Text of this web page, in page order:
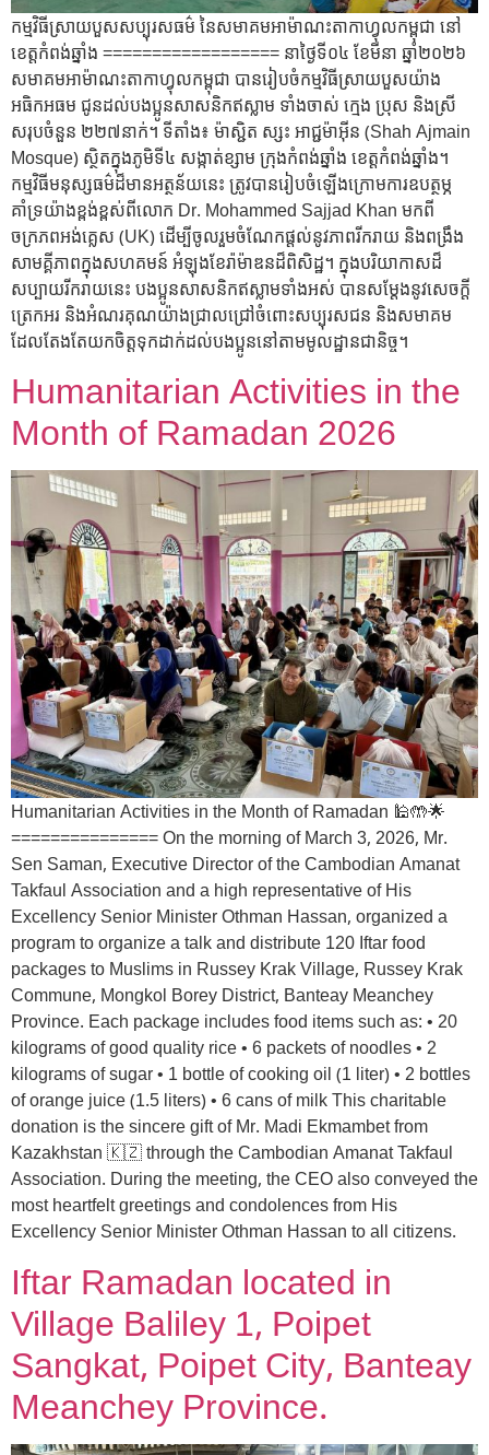
កម្មវិធីស្រាយបួសសប្បុរសធម៌ នៃសមាគមអាម៉ាណះតាកាហ្វុលកម្ពុជា នៅ
ខេត្តកំពង់ឆ្នាំង ================== នាថ្ងៃទី០៤ ខែមីនា ឆ្នាំ២០២៦
សមាគមអាម៉ាណះតាកាហ្វុលកម្ពុជា បានរៀបចំកម្មវិធីស្រាយបួសយ៉ាង
អធិកអធម ជូនដល់បងប្អូនសាសនិកឥស្លាម ទាំងចាស់ ក្មេង ប្រុស និងស្រី
សរុបចំនួន ២២៧នាក់។ ទីតាំង៖ ម៉ាស្ជិត ស្សះ អាជ្ជម៉ាអ៊ីន (Shah Ajmain
Mosque) ស្ថិតក្នុងភូមិទី៤ សង្កាត់ខ្សាម ក្រុងកំពង់ឆ្នាំង ខេត្តកំពង់ឆ្នាំង។
កម្មវិធីមនុស្សធម៌ដ៏មានអត្ថន័យនេះ ត្រូវបានរៀបចំឡើងក្រោមការឧបត្ថម្ភ
គាំទ្រយ៉ាងខ្ពង់ខ្ពស់ពីលោក Dr. Mohammed Sajjad Khan មកពី
ចក្រភពអង់គ្លេស (UK) ដើម្បីចូលរួមចំណែកផ្ដល់នូវភាពរីករាយ និងពង្រឹង
សាមគ្គីភាពក្នុងសហគមន៍ អំឡុងខែរ៉ាម៉ាឌនដ៏ពិសិដ្ឋ។ ក្នុងបរិយាកាសដ៏
សប្បាយរីករាយនេះ បងប្អូនសាសនិកឥស្លាមទាំងអស់ បានសម្ដែងនូវសេចក្ដី
ត្រេកអរ និងអំណរគុណយ៉ាងជ្រាលជ្រៅចំពោះសប្បុរសជន និងសមាគម
ដែលតែងតែយកចិត្តទុកដាក់ដល់បងប្អូននៅតាមមូលដ្ឋានជានិច្ច។
Humanitarian Activities in the
Month of Ramadan 2026
Humanitarian Activities in the Month of Ramadan 🕌🤲🌟
=============== On the morning of March 3, 2026, Mr.
Sen Saman, Executive Director of the Cambodian Amanat
Takfaul Association and a high representative of His
Excellency Senior Minister Othman Hassan, organized a
program to organize a talk and distribute 120 Iftar food
packages to Muslims in Russey Krak Village, Russey Krak
Commune, Mongkol Borey District, Banteay Meanchey
Province. Each package includes food items such as: • 20
kilograms of good quality rice • 6 packets of noodles • 2
kilograms of sugar • 1 bottle of cooking oil (1 liter) • 2 bottles
of orange juice (1.5 liters) • 6 cans of milk This charitable
donation is the sincere gift of Mr. Madi Ekmambet from
Kazakhstan 🇰🇿 through the Cambodian Amanat Takfaul
Association. During the meeting, the CEO also conveyed the
most heartfelt greetings and condolences from His
Excellency Senior Minister Othman Hassan to all citizens.
Iftar Ramadan located in
Village Baliley 1, Poipet
Sangkat, Poipet City, Banteay
Meanchey Province.